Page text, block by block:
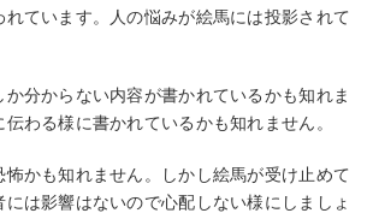
れています。人の悩みが絵馬には投影されて
分からない内容が書かれているかも知れま
わる様に書かれているかも知れません。
怖かも知れません。しかし絵馬が受け止めて
には影響はないので心配しない様にしましょ